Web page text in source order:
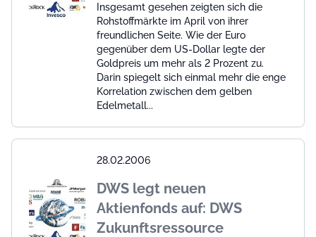
Insgesamt gesehen zeigten sich die
Rohstoffmärkte im April von ihrer
freundlichen Seite. Wie der Euro
gegenüber dem US-Dollar legte der
Goldpreis um mehr als 2 Prozent zu.
Darin spiegelt sich einmal mehr die enge
Korrelation zwischen dem gelben
Edelmetall...
28.02.2006
DWS legt neuen
Aktienfonds auf: DWS
Zukunftsressource